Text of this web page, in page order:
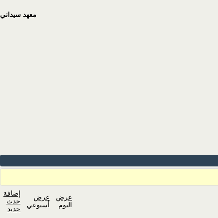
معهد سيداني
عرض
اليوم
عرض
أسبوعي
إضافة
حدث
جديد